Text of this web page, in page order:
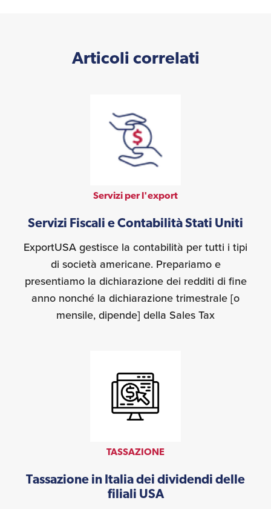
Articoli correlati
Servizi per l'export
Servizi Fiscali e Contabilità Stati Uniti
ExportUSA gestisce la contabilità per tutti i tipi
di società americane. Prepariamo e
presentiamo la dichiarazione dei redditi di fine
anno nonché la dichiarazione trimestrale [o
mensile, dipende] della Sales Tax
TASSAZIONE
Tassazione in Italia dei dividendi delle
filiali USA